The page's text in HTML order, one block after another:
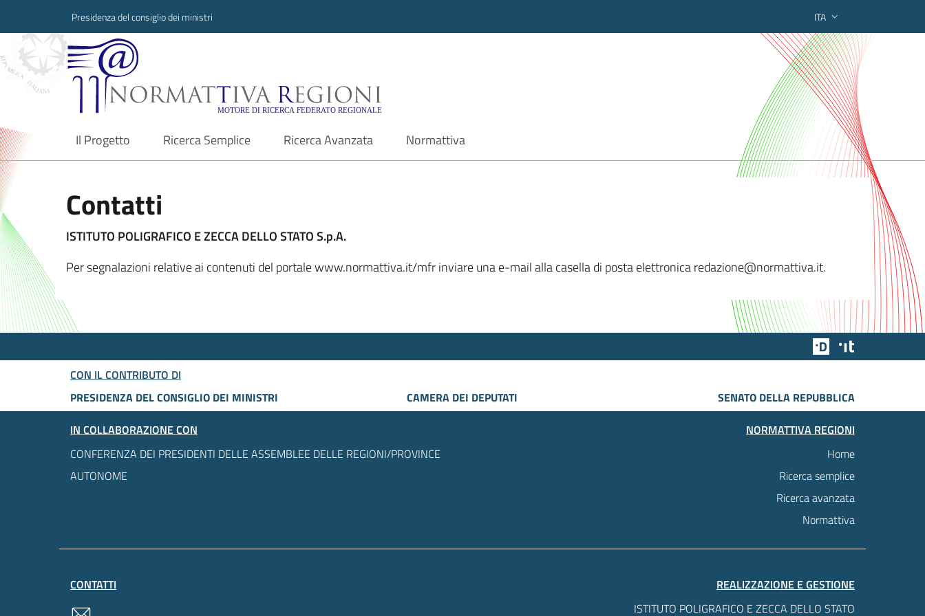
Presidenza del consiglio dei ministri ITA
Normattiva Regioni - Motore di ricerca federato regionale
Il Progetto
current Ricerca Semplice Ricerca Avanzata Normattiva
Contatti
ISTITUTO POLIGRAFICO E ZECCA DELLO STATO S.p.A.
Per segnalazioni relative ai contenuti del portale www.normattiva.it/mfr inviare una e-mail alla casella di posta elettronica redazione@normattiva.it.
Team Digitale
CON IL CONTRIBUTO DI
PRESIDENZA DEL CONSIGLIO DEI MINISTRI
CAMERA DEI DEPUTATI
SENATO DELLA REPUBBLICA
IN COLLABORAZIONE CON
CONFERENZA DEI PRESIDENTI DELLE ASSEMBLEE DELLE REGIONI/PROVINCE
AUTONOME
NORMATTIVA REGIONI
Home
Ricerca semplice
Ricerca avanzata
Normattiva
CONTATTI
REALIZZAZIONE E GESTIONE
ISTITUTO POLIGRAFICO E ZECCA DELLO STATO